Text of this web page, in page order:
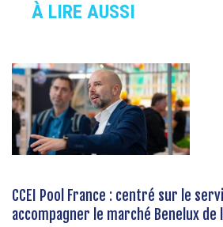
À LIRE AUSSI
CCEI Pool France : centré sur le
accompagner le marché Benelux de